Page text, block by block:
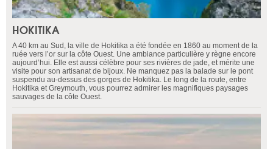
HOKITIKA
A 40 km au Sud, la ville de Hokitika a été fondée en 1860 au moment de la
ruée vers l’or sur la côte Ouest. Une ambiance particulière y règne encore
aujourd’hui. Elle est aussi célèbre pour ses rivières de jade, et mérite une
visite pour son artisanat de bijoux. Ne manquez pas la balade sur le pont
suspendu au-dessus des gorges de Hokitika. Le long de la route, entre
Hokitika et Greymouth, vous pourrez admirer les magnifiques paysages
sauvages de la côte Ouest.